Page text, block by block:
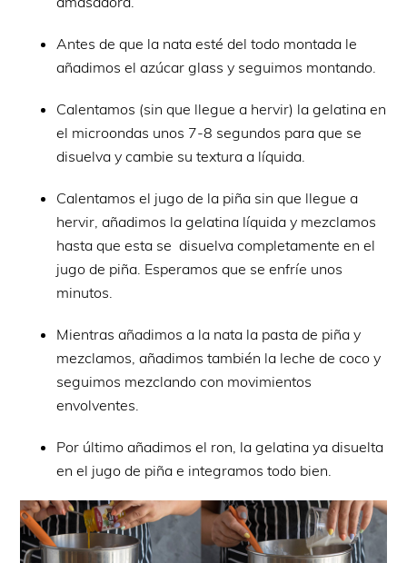
Antes de que la nata esté del todo montada le
añadimos el azúcar glass y seguimos montando.
Calentamos (sin que llegue a hervir) la gelatina en
el microondas unos 7-8 segundos para que se
disuelva y cambie su textura a líquida.
Calentamos el jugo de la piña sin que llegue a
hervir, añadimos la gelatina líquida y mezclamos
hasta que esta se disuelva completamente en el
jugo de piña. Esperamos que se enfríe unos
minutos.
Mientras añadimos a la nata la pasta de piña y
mezclamos, añadimos también la leche de coco y
seguimos mezclando con movimientos
envolventes.
Por último añadimos el ron, la gelatina ya disuelta
en el jugo de piña e integramos todo bien.